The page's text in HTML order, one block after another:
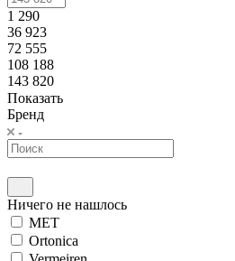
1 290
36 923
72 555
108 188
143 820
Показать
Бренд
Ничего не нашлось
MET
Ortonica